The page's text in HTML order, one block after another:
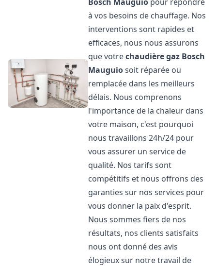
à vos besoins de chauffage. Nos
interventions sont rapides et
efficaces, nous nous assurons
que votrechaudière gaz Bosch
Mauguiosoit réparée ou
remplacée dans les meilleurs
délais. Nous comprenons
l'importance de la chaleur dans
votre maison, c'est pourquoi
nous travaillons 24h/24 pour
vous assurer un service de
qualité. Nos tarifs sont
compétitifs et nous offrons des
garanties sur nos services pour
vous donner la paix d'esprit.
Nous sommes fiers de nos
résultats, nos clients satisfaits
nous ont donné des avis
élogieux sur notre travail de